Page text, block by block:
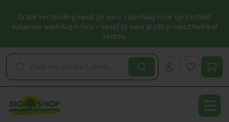
Gratis verzending vanaf 50 euro • Vandaag voor 13u besteld,
volgende werkdag in huis • Vanaf 25 euro gratis product Nutribel
Matcha